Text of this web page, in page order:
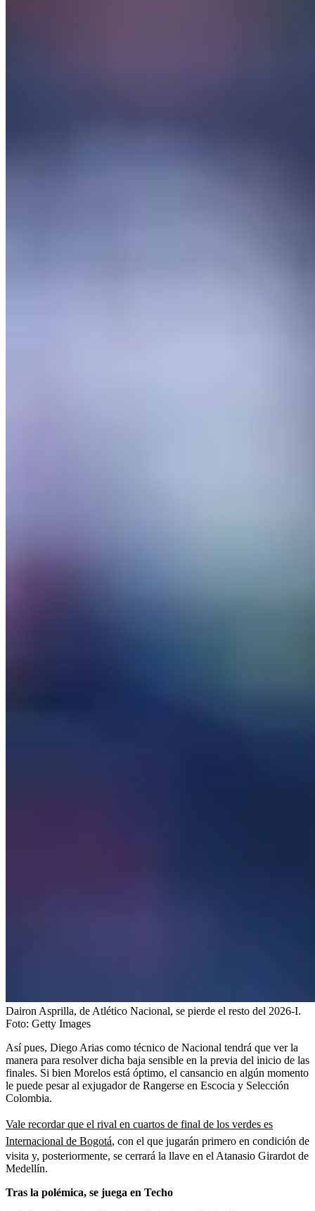
Dairon Asprilla, de Atlético Nacional, se pierde el resto del 2026-I.
Foto: Getty Images
Así pues, Diego Arias como técnico de Nacional tendrá que ver la
manera para resolver dicha baja sensible en la previa del inicio de las
finales. Si bien Morelos está óptimo, el cansancio en algún momento
le puede pesar al exjugador de Rangerse en Escocia y Selección
Colombia.
Vale recordar que el rival en cuartos de final de los verdes es
Internacional de Bogotá, con el que jugarán primero en condición de
visita y, posteriormente, se cerrará la llave en el Atanasio Girardot de
Medellín.
Tras la polémica, se juega en Techo